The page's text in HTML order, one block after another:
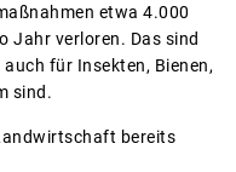
etwa 4.000
Jahr verloren. Das sind
für Insekten, Bienen,
sind.
bereits